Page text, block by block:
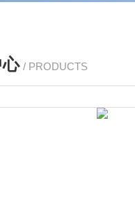
/ PRODUCTS